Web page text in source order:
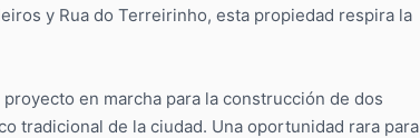
y Rua do Terreirinho, esta propiedad respira la
en marcha para la construcción de dos
tradicional de la ciudad. Una oportunidad rara para